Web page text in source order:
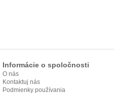
Informácie o spoločnosti
O nás
Kontaktuj nás
Podmienky používania